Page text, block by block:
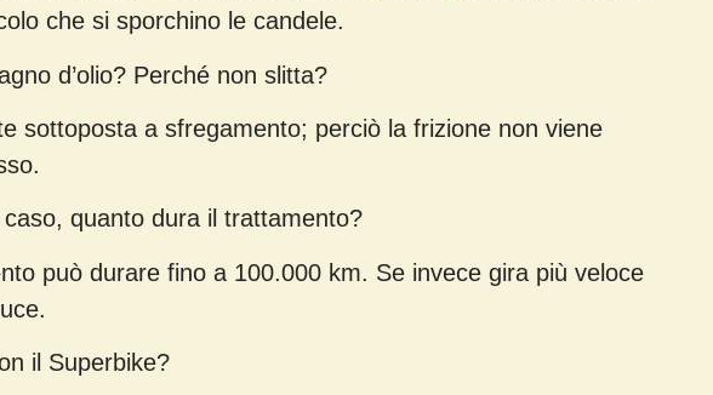
che si sporchino le candele.
d’olio? Perché non slitta?
sottoposta a sfregamento; perciò la frizione non viene
quanto dura il trattamento?
può durare fino a 100.000 km. Se invece gira più veloce
il Superbike?